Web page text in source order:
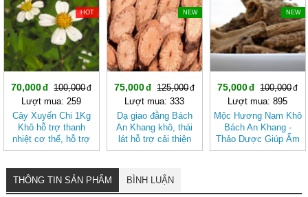
HOT
70,000
100,000
Lượt mua: 259
Cây Xuyến Chi 1Kg
Khô hỗ trợ thanh
nhiệt cơ thể, hỗ trợ
tiêu hóa BÁCH AN
NEW
75,000
125,000
Lượt mua: 333
Dạ giao đằng Bách
An Khang khô, thái
lát hỗ trợ cải thiện
giấc ngủ
NEW
75,000
100,000
Lượt mua: 895
Mộc Hương Nam Khô
Bách An Khang -
Thảo Dược Giúp Ấm
Bụng, Hành Khí,
THÔNG TIN SẢN PHẨM
BÌNH LUẬN